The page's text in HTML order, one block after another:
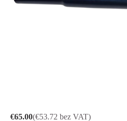
€65.00(€53.72 bez VAT)